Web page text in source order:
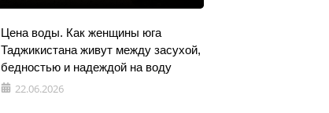
Цена воды. Как женщины юга
Таджикистана живут между засухой,
бедностью и надеждой на воду
22.06.2026